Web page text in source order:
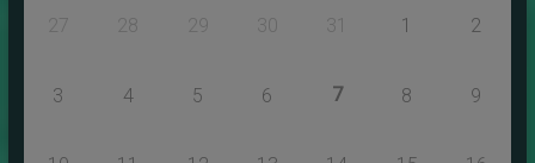
27 28 29 30 31 1 2
3 4 5 6 7 8 9